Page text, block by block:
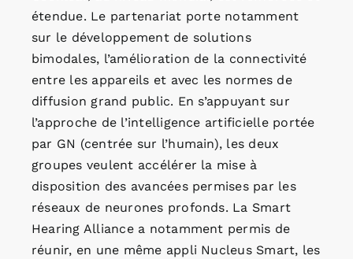
étendue. Le partenariat porte notamment
sur le développement de solutions
bimodales, l’amélioration de la connectivité
entre les appareils et avec les normes de
diffusion grand public. En s’appuyant sur
l’approche de l’intelligence artificielle portée
par GN (centrée sur l’humain), les deux
groupes veulent accélérer la mise à
disposition des avancées permises par les
réseaux de neurones profonds. La Smart
Hearing Alliance a notamment permis de
réunir, en une même appli Nucleus Smart, les